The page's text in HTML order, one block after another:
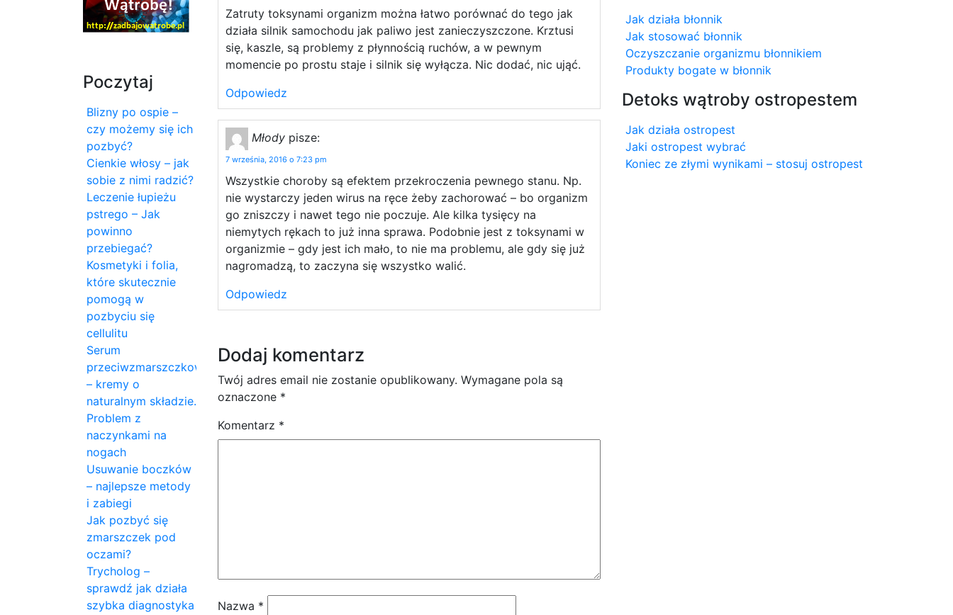
Poczytaj
Blizny po ospie –
czy możemy się ich
pozbyć?
Cienkie włosy – jak
sobie z nimi radzić?
Leczenie łupieżu
pstrego – Jak
powinno
przebiegać?
Kosmetyki i folia,
które skutecznie
pomogą w
pozbyciu się
cellulitu
Serum
przeciwzmarszczkowe
– kremy o
naturalnym składzie.
Problem z
naczynkami na
nogach
Usuwanie boczków
– najlepsze metody
i zabiegi
Jak pozbyć się
zmarszczek pod
oczami?
Trycholog –
sprawdź jak działa
szybka diagnostyka
Zatruty toksynami organizm można łatwo porównać do tego jak
działa silnik samochodu jak paliwo jest zanieczyszczone. Krztusi
się, kaszle, są problemy z płynnością ruchów, a w pewnym
momencie po prostu staje i silnik się wyłącza. Nic dodać, nic ująć.
Odpowiedz
Młody pisze:
7 września, 2016 o 7:23 pm
Wszystkie choroby są efektem przekroczenia pewnego stanu. Np.
nie wystarczy jeden wirus na ręce żeby zachorować – bo organizm
go zniszczy i nawet tego nie poczuje. Ale kilka tysięcy na
niemytych rękach to już inna sprawa. Podobnie jest z toksynami w
organizmie – gdy jest ich mało, to nie ma problemu, ale gdy się już
nagromadzą, to zaczyna się wszystko walić.
Odpowiedz
Dodaj komentarz
Twój adres email nie zostanie opublikowany. Wymagane pola są
oznaczone *
Komentarz *
Nazwa *
Jak działa błonnik
Jak stosować błonnik
Oczyszczanie organizmu błonnikiem
Produkty bogate w błonnik
Detoks wątroby ostropestem
Jak działa ostropest
Jaki ostropest wybrać
Koniec ze złymi wynikami – stosuj ostropest